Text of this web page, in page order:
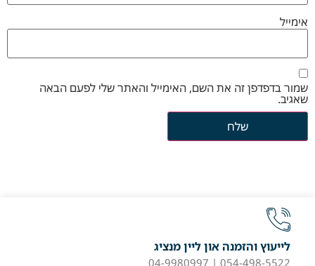
אימייל
שמור בדפדפן זה את השם, האימייל והאתר שלי לפעם הבאה
שאגיב.
לייעוץ והזמנה און ליין מנציג
054-498-5522 | 04-9980997